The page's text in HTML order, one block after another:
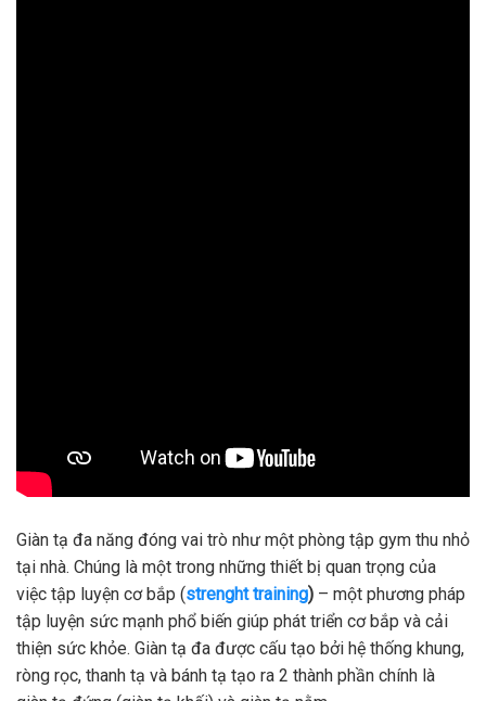
Giàn tạ đa năng đóng vai trò như một phòng tập gym thu nhỏ
tại nhà. Chúng là một trong những thiết bị quan trọng của
việc tập luyện cơ bắp (strenght training) – một phương pháp
tập luyện sức mạnh phổ biến giúp phát triển cơ bắp và cải
thiện sức khỏe. Giàn tạ đa được cấu tạo bởi hệ thống khung,
ròng rọc, thanh tạ và bánh tạ tạo ra 2 thành phần chính là